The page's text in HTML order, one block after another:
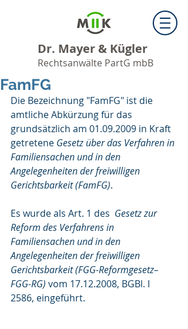
Dr. Mayer & Kügler
Rechtsanwälte PartG mbB
FamFG
Die Bezeichnung "FamFG" ist die
amtliche Abkürzung für das
grundsätzlich am 01.09.2009 in Kraft
getretene Gesetz über das Verfahren in
Familiensachen und in den
Angelegenheiten der freiwilligen
Gerichtsbarkeit (FamFG).
Es wurde als Art. 1 des Gesetz zur
Reform des Verfahrens in
Familiensachen und in den
Angelegenheiten der freiwilligen
Gerichtsbarkeit (FGG-Reformgesetz–
FGG-RG) vom 17.12.2008, BGBl. I
2586, eingeführt.